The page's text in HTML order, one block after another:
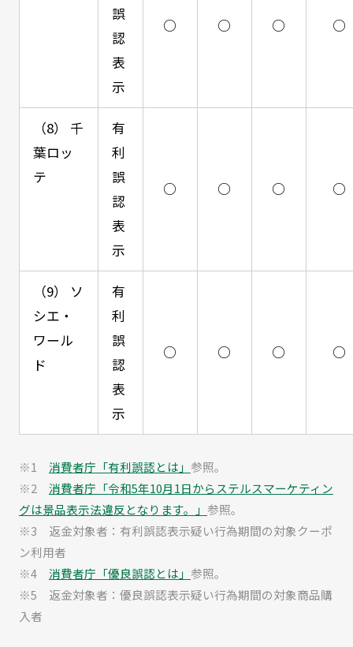
誤
認
表
示
○ ○ ○ ○
（8） 千
葉ロッ
テ
有
利
誤
認
表
示
○ ○ ○ ○
（9） ソ
シエ・
ワール
ド
有
利
誤
認
表
示
○ ○ ○ ○
※1 消費者庁「有利誤認とは」 参照。
※2 消費者庁「令和5年10月1日からステルスマーケティン
グは景品表示法違反となります。」 参照。
※3 返金対象者：有利誤認表示疑い行為期間の対象クーポ
ン利用者
※4 消費者庁「優良誤認とは」 参照。
※5 返金対象者：優良誤認表示疑い行為期間の対象商品購
入者